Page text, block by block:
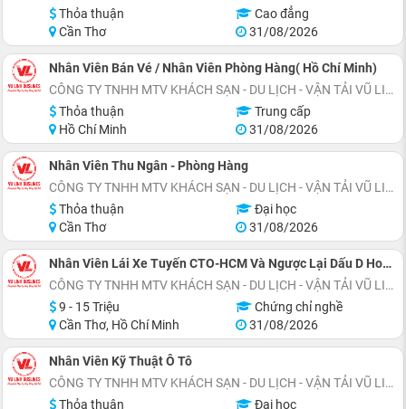
Thỏa thuận
Cao đẳng
Cần Thơ
31/08/2026
Nhân Viên Bán Vé / Nhân Viên Phòng Hàng( Hồ Chí Minh)
CÔNG TY TNHH MTV KHÁCH SẠN - DU LỊCH - VẬN TẢI VŨ LINH
Thỏa thuận
Trung cấp
Hồ Chí Minh
31/08/2026
Nhân Viên Thu Ngân - Phòng Hàng
CÔNG TY TNHH MTV KHÁCH SẠN - DU LỊCH - VẬN TẢI VŨ LINH
Thỏa thuận
Đại học
Cần Thơ
31/08/2026
Nhân Viên Lái Xe Tuyến CTO-HCM Và Ngược Lại Dấu D Hoặc Dấu E
CÔNG TY TNHH MTV KHÁCH SẠN - DU LỊCH - VẬN TẢI VŨ LINH
9 - 15 Triệu
Chứng chỉ nghề
Cần Thơ, Hồ Chí Minh
31/08/2026
Nhân Viên Kỹ Thuật Ô Tô
CÔNG TY TNHH MTV KHÁCH SẠN - DU LỊCH - VẬN TẢI VŨ LINH
Thỏa thuận
Đại học